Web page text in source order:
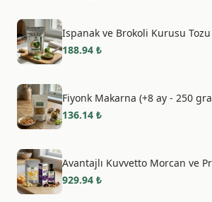
Ispanak ve Brokoli Kurusu
188.94 ₺
Fiyonk Makarna (+8 ay - 250
136.14 ₺
Avantajlı Kuvvetto Morcan ve
929.94 ₺